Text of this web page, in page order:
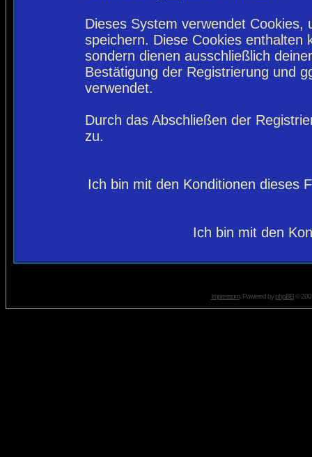
Dieses System verwendet
speichern. Diese Cookies enthalten
sondern dienen ausschließlich
Bestätigung der Registrierung und
verwendet.
Durch das Abschließen der
zu.
Ich bin mit den Konditionen dieses
Ich bin mit den
Impressum. Powered byphpBB©